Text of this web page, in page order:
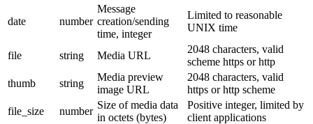
date number
Message
creation/sending
time, integer
Limited to reasonable
UNIX time
file string Media URL
2048 characters, valid
scheme https or http
thumb
string
Media preview
image URL
2048 characters, valid
https or http scheme
file_size
number
Size of media data
in octets (bytes)
Positive integer, limited by
client applications